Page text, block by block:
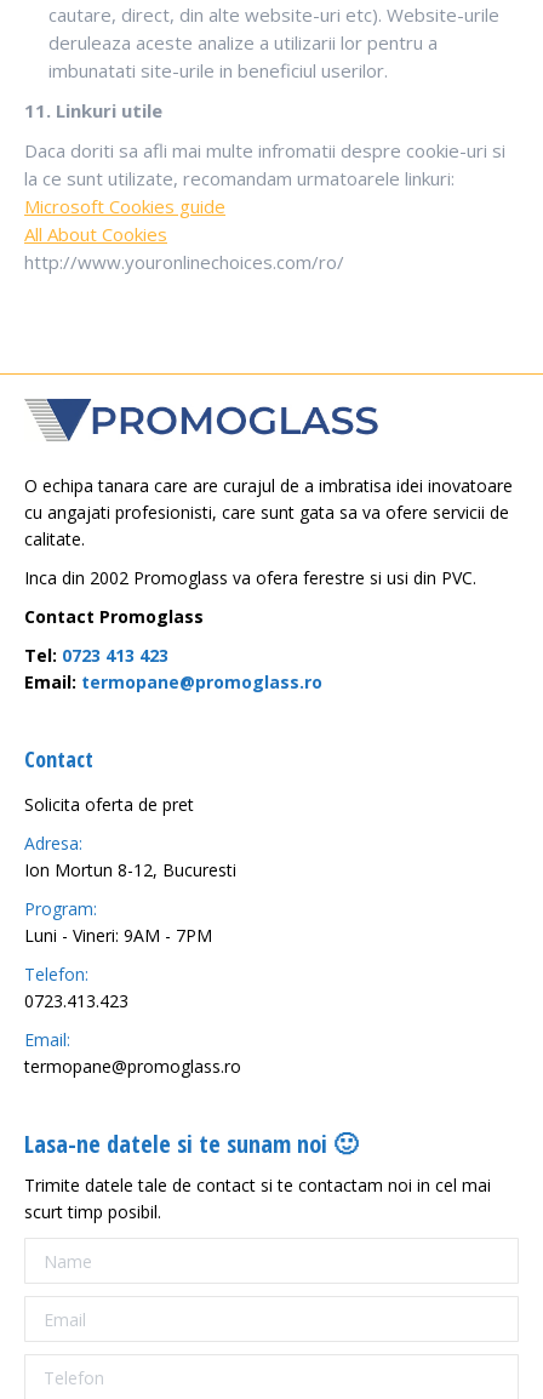
cautare, direct, din alte website-uri etc). Website-urile
deruleaza aceste analize a utilizarii lor pentru a
imbunatati site-urile in beneficiul userilor.
11. Linkuri utile
Daca doriti sa afli mai multe infromatii despre cookie-uri si
la ce sunt utilizate, recomandam urmatoarele linkuri:
Microsoft Cookies guide
All About Cookies
http://www.youronlinechoices.com/ro/
O echipa tanara care are curajul de a imbratisa idei inovatoare
cu angajati profesionisti, care sunt gata sa va ofere servicii de
calitate.
Inca din 2002 Promoglass va ofera ferestre si usi din PVC.
Contact Promoglass
Tel: 0723 413 423
Email: termopane@promoglass.ro
Contact
Solicita oferta de pret
Adresa:
Ion Mortun 8-12, Bucuresti
Program:
Luni - Vineri: 9AM - 7PM
Telefon:
0723.413.423
Email:
termopane@promoglass.ro
Lasa-ne datele si te sunam noi 🙂
Trimite datele tale de contact si te contactam noi in cel mai
scurt timp posibil.